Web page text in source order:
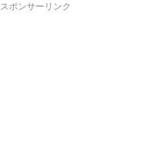
スポンサーリンク